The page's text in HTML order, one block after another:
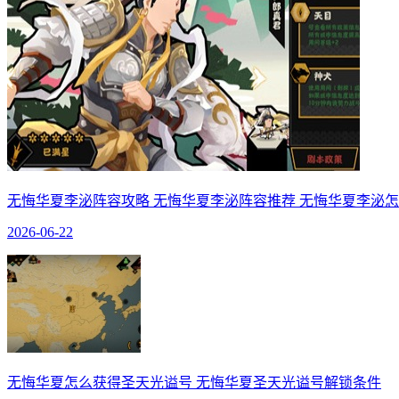
无悔华夏李泌阵容攻略 无悔华夏李泌阵容推荐 无悔华夏李泌
2026-06-22
无悔华夏怎么获得圣天光谥号 无悔华夏圣天光谥号解锁条件